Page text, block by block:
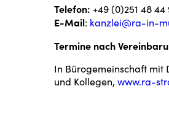
Telefon: +49 (0)251 48 44
E-Mail: kanzlei@ra-in-
Termine nach
In Bürogemeinschaft mit
und Kollegen, www.ra-